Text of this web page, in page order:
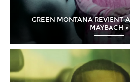
GREEN MONTANA REVIENT
MAYBACH »